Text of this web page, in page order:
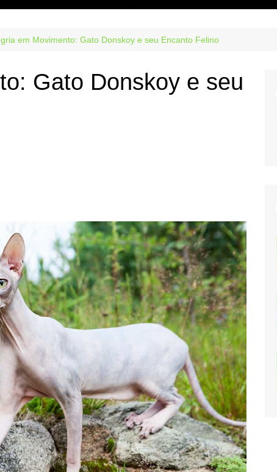
em Movimento: Gato Donskoy e seu Encanto Felino
Gato Donskoy e seu